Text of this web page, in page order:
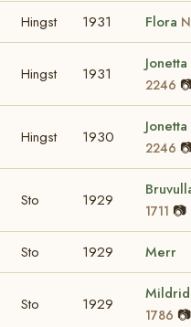
Hingst 1931 Flora
Hingst 1931
Jonetta
2246
Hingst 1930
Jonetta
2246
Sto 1929
1711 📷
Sto 1929 Merr
Sto 1929
1786 📷